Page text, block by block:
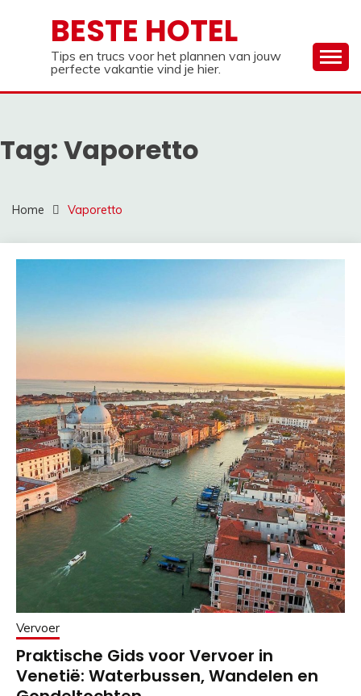
BESTE HOTEL
Tips en trucs voor het plannen van jouw
perfecte vakantie vind je hier.
Tag:Vaporetto
Home Vaporetto
Vervoer
Praktische Gids voor Vervoer in
Venetië: Waterbussen, Wandelen en